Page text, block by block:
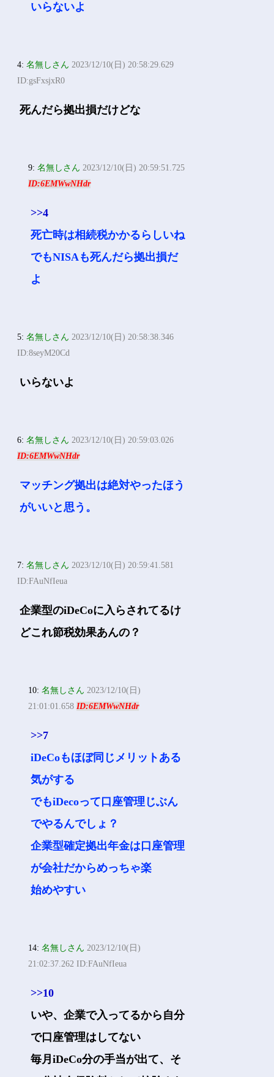
いらないよ
4:名無しさん 2023/12/10(日) 20:58:29.629
ID:gsFxsjxR0
死んだら拠出損だけどな
9:名無しさん 2023/12/10(日) 20:59:51.725
ID:6EMWwNHdr
>>4
死亡時は相続税かかるらしいね
でもNISAも死んだら拠出損だ
よ
5:名無しさん 2023/12/10(日) 20:58:38.346
ID:8seyM20Cd
いらないよ
6:名無しさん 2023/12/10(日) 20:59:03.026
ID:6EMWwNHdr
マッチング拠出は絶対やったほう
がいいと思う。
7:名無しさん 2023/12/10(日) 20:59:41.581
ID:FAuNfIeua
企業型のiDeCoに入らされてるけ
どこれ節税効果あんの？
10:名無しさん 2023/12/10(日)
21:01:01.658ID:6EMWwNHdr
>>7
iDeCoもほぼ同じメリットある
気がする
でもiDecoって口座管理じぶん
でやるんでしょ？
企業型確定拠出年金は口座管理
が会社だからめっちゃ楽
始めやすい
14:名無しさん 2023/12/10(日)
21:02:37.262 ID:FAuNfIeua
>>10
いや、企業で入ってるから自分
で口座管理はしてない
毎月iDeCo分の手当が出て、そ